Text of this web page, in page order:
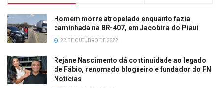
Homem morre atropelado enquanto fazia
caminhada na BR-407, em Jacobina do Piaui
22 DE OUTUBRO DE 2022
Rejane Nascimento dá continuidade ao legado
de Fábio, renomado blogueiro e fundador do FN
Notícias